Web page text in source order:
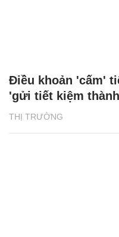
THỊ TRƯỜNG
Điều khoản 'cấm'
'gửi tiết kiệm